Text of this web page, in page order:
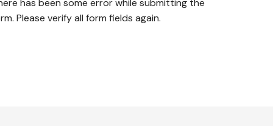
has been some error while submitting the
Please verify all form fields again.